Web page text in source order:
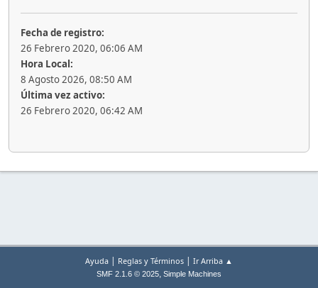
Fecha de registro:
26 Febrero 2020, 06:06 AM
Hora Local:
8 Agosto 2026, 08:50 AM
Última vez activo:
26 Febrero 2020, 06:42 AM
Ayuda | Reglas y Términos | Ir Arriba ▲
SMF 2.1.6 © 2025, Simple Machines